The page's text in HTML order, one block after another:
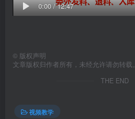
0:00/12:47
© 版权声明
文章版权归作者所有，未经允许请勿转载。
THE END
视频教学